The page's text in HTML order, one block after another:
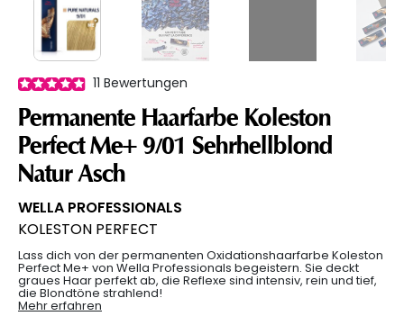
11 Bewertungen
Permanente Haarfarbe Koleston
Perfect Me+ 9/01 Sehrhellblond
Natur Asch
WELLA PROFESSIONALS
KOLESTON PERFECT
Lass dich von der permanenten Oxidationshaarfarbe Koleston
Perfect Me+ von Wella Professionals begeistern. Sie deckt
graues Haar perfekt ab, die Reflexe sind intensiv, rein und tief,
die Blondtöne strahlend!
Mehr erfahren